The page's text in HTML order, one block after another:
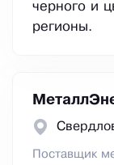
черного и
регионы.
Поставщик